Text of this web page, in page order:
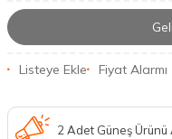
Listeye Ekle Fiyat Alarmı
2 Adet Güneş